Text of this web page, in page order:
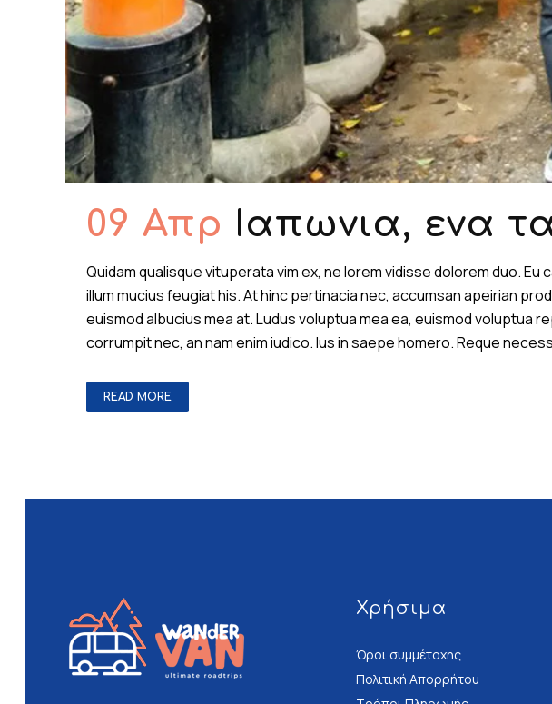
09 Απρ Ιαπωνια, ενα
Quidam qualisque vituperata vim ex, ne lorem vidisse dolorem duo.
illum mucius feugiat his. At hinc pertinacia nec, accumsan apeirian
euismod albucius mea at. Ludus voluptua mea ea, euismod voluptua
corrumpit nec, an nam enim iudico. Ius in saepe homero. Reque
READ MORE
Χρήσιμα
Όροι συμμέτοχης
Πολιτική Απορρήτου